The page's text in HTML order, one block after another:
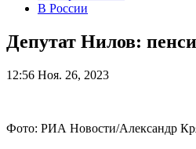
В России
Депутат Нилов:
12:56 Ноя. 26, 2023
Фото: РИА Новости/Александр